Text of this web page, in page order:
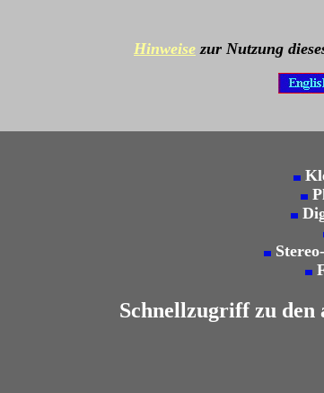
Hinweise zur Nutzung
Schnellzugriff zu